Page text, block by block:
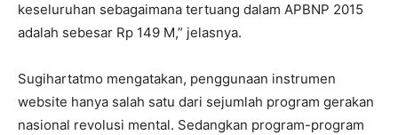
keseluruhan sebagaimana tertuang dalam APBNP 2015
adalah sebesar Rp 149 M,” jelasnya.
Sugihartatmo mengatakan, penggunaan instrumen
website hanya salah satu dari sejumlah program gerakan
nasional revolusi mental. Sedangkan program-program